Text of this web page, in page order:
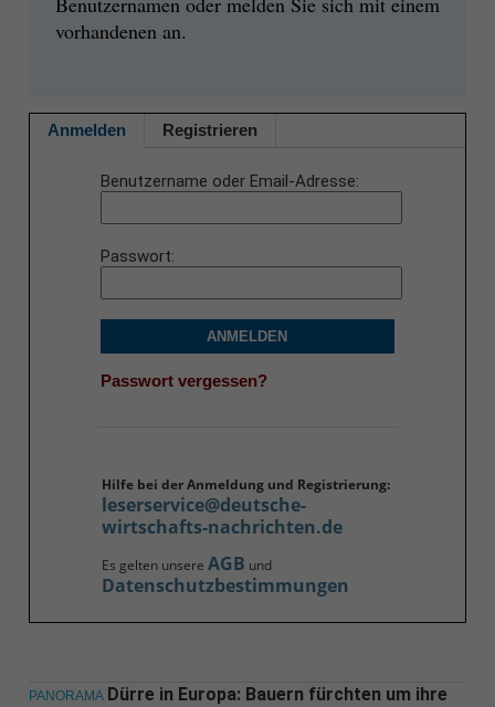
vorhandenen an.
Anmelden Registrieren
Benutzername oder Email-Adresse
Passwort
ANMELDEN
Passwort vergessen?
Hilfe bei der Anmeldung und Registrierung:
leserservice@deutsche-
wirtschafts-nachrichten.de
Es gelten unsere AGB und
Datenschutzbestimmungen
PANORAMA Dürre in Europa: Bauern fürchten um ihre